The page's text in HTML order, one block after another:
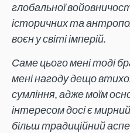
глобальної
історичних та
воєн у світі імперій.
Саме цього мені тоді
мені нагоду дещо
сумління, адже моїм
інтересом досі є
більш традиційний